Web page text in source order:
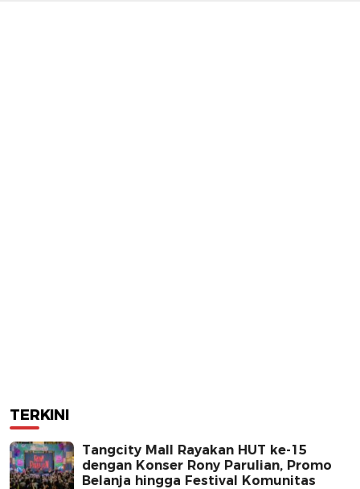
TERKINI
Tangcity Mall Rayakan HUT ke-15
dengan Konser Rony Parulian, Promo
Belanja hingga Festival Komunitas